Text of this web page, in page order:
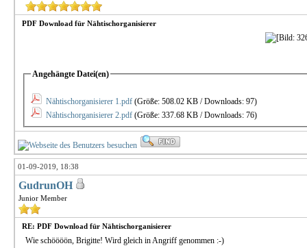
PDF Download für Nähtischorganisierer
Angehängte Datei(en)
Nähtischorganisierer 1.pdf (Größe: 508.02 KB / Downloads: 97)
Nähtischorganisierer 2.pdf (Größe: 337.68 KB / Downloads: 76)
01-09-2019, 18:38
GudrunOH
Junior Member
RE: PDF Download für Nähtischorganisierer
Wie schöööön, Brigitte! Wird gleich in Angriff genommen :-)